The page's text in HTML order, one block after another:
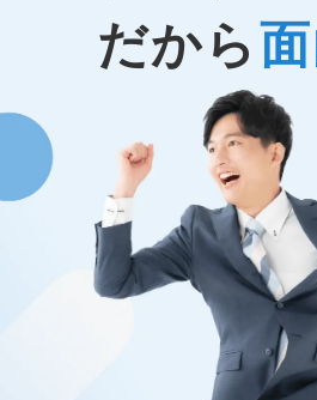
だから